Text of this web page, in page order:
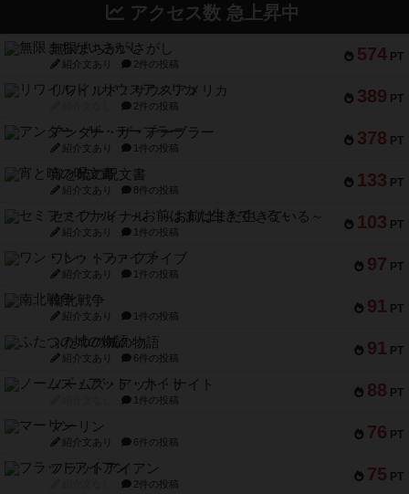
アクセス数 急上昇中
574 PT
無限まちがいさがし
紹介文あり 2件の投稿
389 PT
リワイルド：サウスアメリカ
2件の投稿
378 PT
アンダー・ザ・テーブラー
紹介文あり 1件の投稿
133 PT
宵と暁の呪文書
紹介文あり 8件の投稿
103 PT
セミファイナル ～お前はまだ生きている～
紹介文あり 1件の投稿
97 PT
ワン・トゥ・ファイブ
紹介文あり 1件の投稿
91 PT
南北戦争
紹介文あり 1件の投稿
91 PT
ふたつの城の物語
紹介文あり 6件の投稿
88 PT
ノームズ・アット・ナイト
1件の投稿
76 PT
マーリン
紹介文あり 6件の投稿
75 PT
フラットアイアン
2件の投稿